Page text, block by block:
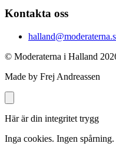
Kontakta oss
© Moderaterna i Halland
Made by Frej Andreassen
Här är din integritet trygg
Inga cookies. Ingen